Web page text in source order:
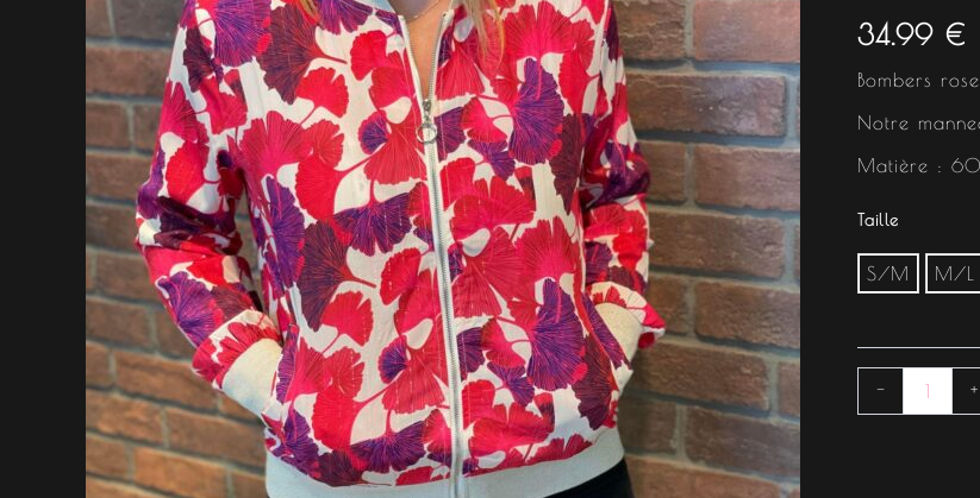
34.99 €
Bombers
Notre
Matière :
Taille
S/M M/L
- +